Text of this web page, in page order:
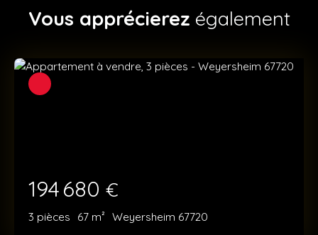
Vous apprécierez également
194 680 €
3 pièces 67 m² Weyersheim 67720